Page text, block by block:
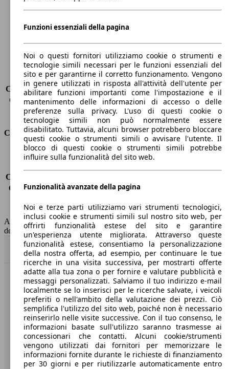
Larghezza
1850 mm
Peso massimo
2505 kg
Carico massimo
420 kg
Porte
5
Sedili
5
Carico sul tetto
-
Capacità di traino (senza freni) -
Capacità di traino (con freni)
2000 kg
Volume del bagagliaio
402 - 1391 l
Consumi
Emissioni di CO2*
211 g/km (komb.)
Consumo (extra-urbano)
Consumo (combinato)* 8.0 l/100km
Capacità del serbatoio
65 l
AutoScout24 non si assume alcuna responsabilità per la correttezza
dei dati.
Torna su
Benvenuti su AutoScout24, il mercato auto europeo.
Società
A proposito di AutoScout24
Stampa
Media
Funzioni essenziali della pagina
Noi o questi fornitori utilizziamo cookie o strumenti e
tecnologie simili necessari per le funzioni essenziali del
sito e per garantirne il corretto funzionamento. Vengono
in genere utilizzati in risposta all'attività dell'utente per
abilitare funzioni importanti come l'impostazione e il
mantenimento delle informazioni di accesso o delle
preferenze sulla privacy. L'uso di questi cookie o
tecnologie simili non può normalmente essere
disabilitato. Tuttavia, alcuni browser potrebbero bloccare
questi cookie o strumenti simili o avvisare l'utente. Il
blocco di questi cookie o strumenti simili potrebbe
influire sulla funzionalità del sito web.
Funzionalità avanzate della pagina
Noi e terze parti utilizziamo vari strumenti tecnologici,
inclusi cookie e strumenti simili sul nostro sito web, per
offrirti funzionalità estese del sito e garantire
un'esperienza utente migliorata. Attraverso queste
funzionalità estese, consentiamo la personalizzazione
della nostra offerta, ad esempio, per continuare le tue
ricerche in una visita successiva, per mostrarti offerte
adatte alla tua zona o per fornire e valutare pubblicità e
messaggi personalizzati. Salviamo il tuo indirizzo e-mail
localmente se lo inserisci per le ricerche salvate, i veicoli
preferiti o nell'ambito della valutazione dei prezzi. Ciò
semplifica l'utilizzo del sito web, poiché non è necessario
reinserirlo nelle visite successive. Con il tuo consenso, le
informazioni basate sull'utilizzo saranno trasmesse ai
concessionari che contatti. Alcuni cookie/strumenti
vengono utilizzati dai fornitori per memorizzare le
informazioni fornite durante le richieste di finanziamento
per 30 giorni e per riutilizzarle automaticamente entro